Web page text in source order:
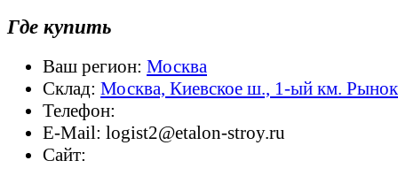
Где купить
Ваш регион: Москва
Склад: Москва, Киевское ш., 1-ый км.
Телефон:
E-Mail: logist2@etalon-stroy.ru
Сайт: